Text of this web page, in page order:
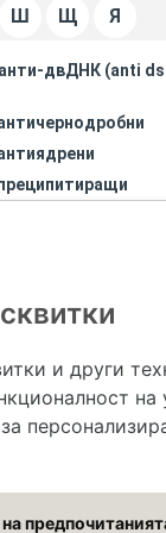
Ш Щ Я
двДНК (anti ds
от слюнчени и
повишен
хормон
на
лечение. Hapche.bg
Информацията,
изчерпателност
НЕ се
общоевропейски
и други
на